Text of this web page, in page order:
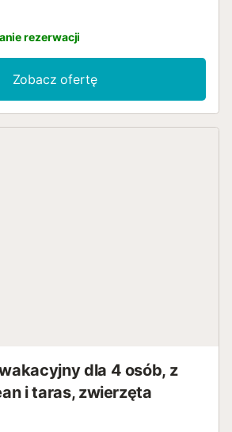
rezerwacji
Zobacz ofertę
dla 4 osób, z
i taras, zwierzęta